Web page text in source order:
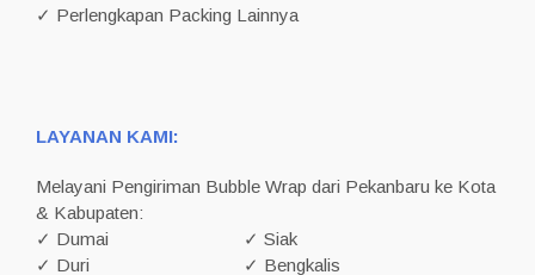
✓ Perlengkapan Packing Lainnya
LAYANAN KAMI:
Melayani Pengiriman Bubble Wrap dari Pekanbaru ke Kota
& Kabupaten:
✓ Dumai
✓ Siak
✓ Duri
✓ Bengkalis